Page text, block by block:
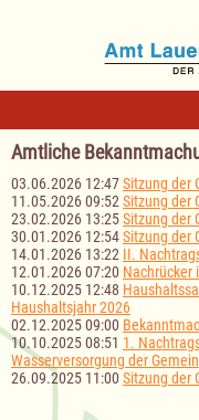
Amtliche
03.06.2026 12:47Sitzung der
11.05.2026 09:52 Sitzung der
23.02.2026 13:25Sitzung der
30.01.2026 12:54Sitzung der
14.01.2026 13:22 II.
12.01.2026 07:20 Nachrücker
10.12.2025 12:48
Haushaltsjahr 2026
02.12.2025 09:00
10.10.2025 08:51 1.
Wasserversorgung der
26.09.2025 11:00 Sitzung der